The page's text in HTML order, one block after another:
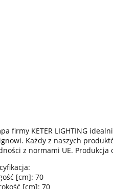
firmy KETER LIGHTING
Każdy z naszych
z normami UE. Produkcja
[cm]: 70
[cm]: 70